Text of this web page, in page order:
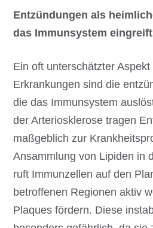
Entzündungen als
das Immunsystem eingreift
Ein oft unterschätzter
Erkrankungen sind die
die das Immunsystem
der Arteriosklerose tragen
maßgeblich zur
Ansammlung von Lipiden in
ruft Immunzellen auf den
betroffenen Regionen aktiv
Plaques fördern. Diese